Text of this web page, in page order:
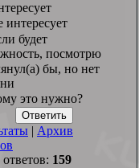
интересует
будет
посмотрю
бы, но нет
это нужно?
| Архив
159